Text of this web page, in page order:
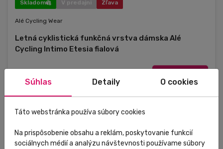
Skladom V predajni Zľava
Alé Cycling Wear
Letná cyklistická funkčná vrstva dámska Alé
Cycling Intimo Etesia fialová
32,40 €
L 538 fialový opar
M 001 biela
Súhlas Detaily O cookies
Táto webstránka používa súbory cookies
Na prispôsobenie obsahu a reklám, poskytovanie funkcií
sociálnych médií a analýzu návštevnosti používame súbory